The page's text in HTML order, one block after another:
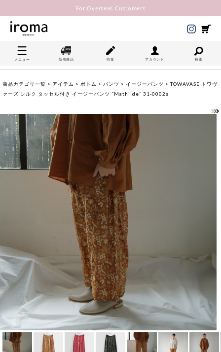
For Overseas Customers
メニュー 新着商品 特集 アカウント 検索
商品カテゴリ一覧 > アイテム > ボトム > パンツ > イージーパンツ > TOWAVASE トワヴ
ァーズ シルク タッセル付き イージーパンツ “Mathilde” 31-0002s